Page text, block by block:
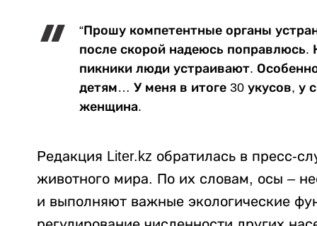
“Прошу компетентные органы
после скорой надеюсь
пикники люди устраивают.
детям… У меня в итоге 30 укусов, у
женщина.
Редакция Liter.kz обратилась в пресс-
животного мира. По их словам, осы –
и выполняют важные экологические